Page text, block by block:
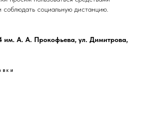
соблюдать социальную дистанцию.
им. А. А. Прокофьева, ул. Димитрова,